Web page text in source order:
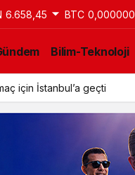
6.658,45 BTC 0,000000
Bilim-Teknoloji
Yaz Mesaisi